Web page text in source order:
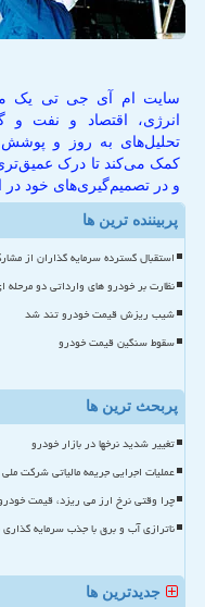
سایت ام آی جی تی یک
انرژی، اقتصاد و نفت و
تحلیل‌های به روز و پوشش
کمک می‌کند تا درک
و در تصمیم‌گیری‌های خود در
پربیننده ترین ها
استقبال گسترده سرمایه گذاران از
نظارت بر خودرو های وارداتی دو مرحله
شیب ریزش قیمت خودرو تند شد
سقوط سنگین قیمت خودرو
پربحث ترین ها
تغییر شدید نرخها در بازار خودرو
عملیات اجرایی جریمه مالیاتی شرکت
چرا وقتی نرخ ارز می ریزد، قیمت
ناترازی آب و برق با جذب سرمایه
جدیدترین ها